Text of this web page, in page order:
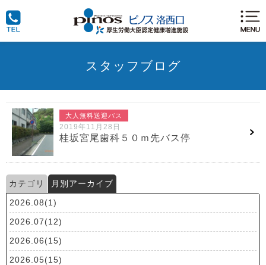
スタッフブログ
大人無料送迎バス
2019年11月28日
桂坂宮尾歯科５０ｍ先バス停
カテゴリ
月別アーカイブ
2026.08(1)
2026.07(12)
2026.06(15)
2026.05(15)